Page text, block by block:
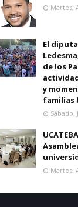
Martes,
El
de los
y
familias
Sábado,
Martes,